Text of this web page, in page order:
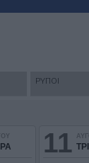
ΡΥΠΟΙ
11